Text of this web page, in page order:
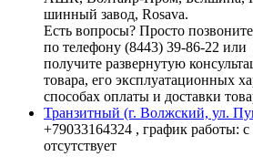
шинный завод, Rosava.
Есть вопросы? Просто
по телефону (8443) 39-86-22 или
получите развернутую
товара, его эксплуатационных
способах оплаты и доставки
Транзитный (г. Волжский, ул.
+79033164324 , график работы:
отсутствует